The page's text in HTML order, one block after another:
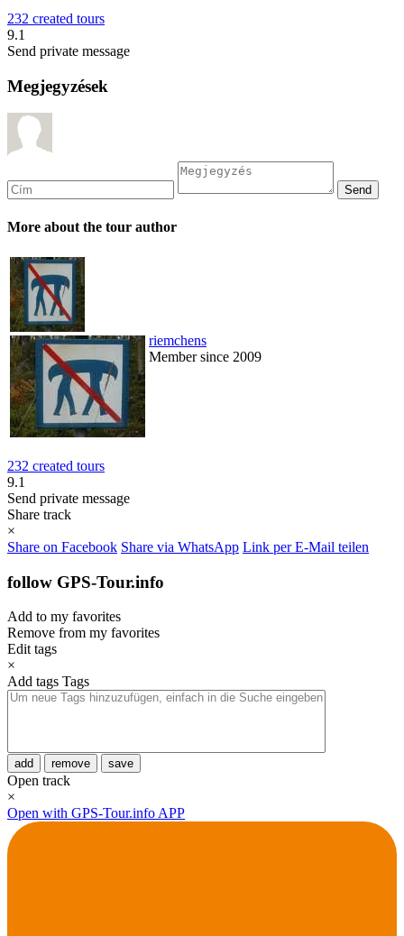
232 created tours
9.1
Send private message
Megjegyzések
More about the tour author
riemchens
Member since 2009
232 created tours
9.1
Send private message
Share track
×
Share on Facebook Share via WhatsApp Link per E-Mail teilen
follow GPS-Tour.info
Add to my favorites
Remove from my favorites
Edit tags
×
Add tags Tags
add remove save
Open track
×
Open with GPS-Tour.info APP